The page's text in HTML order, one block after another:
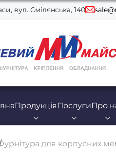
вул. Смілянська, 140
Продукція ПослугиПро
для корпусних